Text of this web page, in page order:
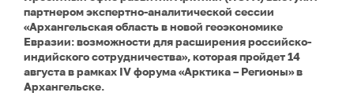
партнером экспертно-аналитической сессии
«Архангельская область в новой геоэкономике
Евразии: возможности для расширения российско-
индийского сотрудничества», которая пройдет 14
августа в рамках IV форума «Арктика – Регионы» в
Архангельске.